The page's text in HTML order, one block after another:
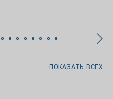
ПОКАЗАТЬ ВСЕХ